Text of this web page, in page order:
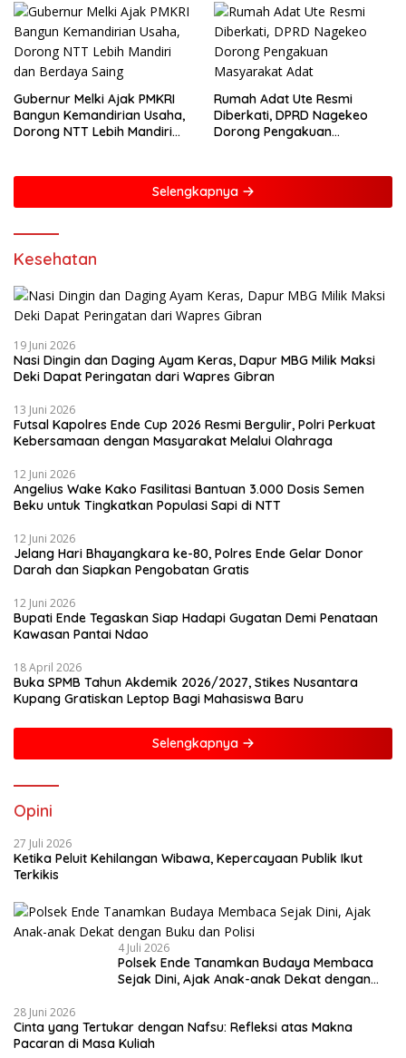
Gubernur Melki Ajak PMKRI
Bangun Kemandirian Usaha,
Dorong NTT Lebih Mandiri
Rumah Adat Ute Resmi
Diberkati, DPRD Nagekeo
Dorong Pengakuan
Selengkapnya
Kesehatan
19 Juni 2026
Nasi Dingin dan Daging Ayam Keras, Dapur MBG Milik Maksi
Deki Dapat Peringatan dari Wapres Gibran
13 Juni 2026
Futsal Kapolres Ende Cup 2026 Resmi Bergulir, Polri Perkuat
Kebersamaan dengan Masyarakat Melalui Olahraga
12 Juni 2026
Angelius Wake Kako Fasilitasi Bantuan 3.000 Dosis Semen
Beku untuk Tingkatkan Populasi Sapi di NTT
12 Juni 2026
Jelang Hari Bhayangkara ke-80, Polres Ende Gelar Donor
Darah dan Siapkan Pengobatan Gratis
12 Juni 2026
Bupati Ende Tegaskan Siap Hadapi Gugatan Demi Penataan
Kawasan Pantai Ndao
18 April 2026
Buka SPMB Tahun Akdemik 2026/2027, Stikes Nusantara
Kupang Gratiskan Leptop Bagi Mahasiswa Baru
Selengkapnya
Opini
27 Juli 2026
Ketika Peluit Kehilangan Wibawa, Kepercayaan Publik Ikut
Terkikis
4 Juli 2026
Polsek Ende Tanamkan Budaya Membaca
Sejak Dini, Ajak Anak-anak Dekat dengan
28 Juni 2026
Cinta yang Tertukar dengan Nafsu: Refleksi atas Makna
Pacaran di Masa Kuliah